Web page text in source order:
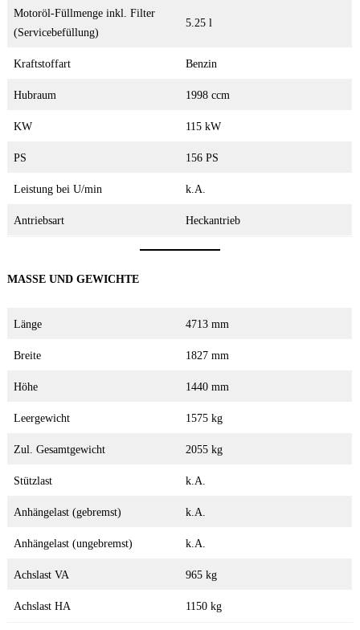
Motoröl-Füllmenge inkl. Filter
(Servicebefüllung)
5.25 l
Kraftstoffart Benzin
Hubraum 1998 ccm
KW 115 kW
PS 156 PS
Leistung bei U/min k.A.
Antriebsart Heckantrieb
MASSE UND GEWICHTE
Länge 4713 mm
Breite 1827 mm
Höhe 1440 mm
Leergewicht 1575 kg
Zul. Gesamtgewicht 2055 kg
Stützlast k.A.
Anhängelast (gebremst) k.A.
Anhängelast (ungebremst) k.A.
Achslast VA 965 kg
Achslast HA 1150 kg